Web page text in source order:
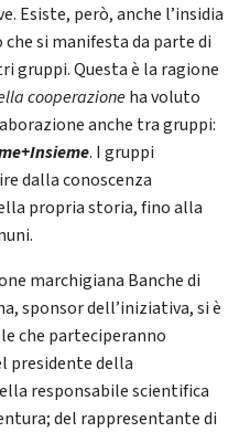
Esiste, però, anche l’insidia
si manifesta da parte di
gruppi. Questa è la ragione
cooperazioneha voluto
anche tra gruppi:
. I gruppi
dalla conoscenza
propria storia, fino alla
marchigiana Banche di
sponsor dell’iniziativa, si è
che parteciperanno
presidente della
responsabile scientifica
del rappresentante di